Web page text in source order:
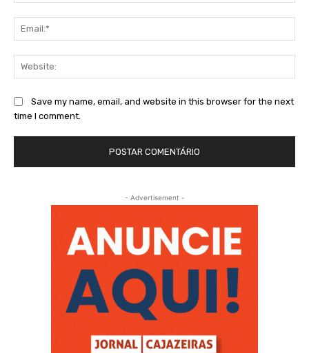
Save my name, email, and website in this browser for the next
time I comment.
- Advertisement -